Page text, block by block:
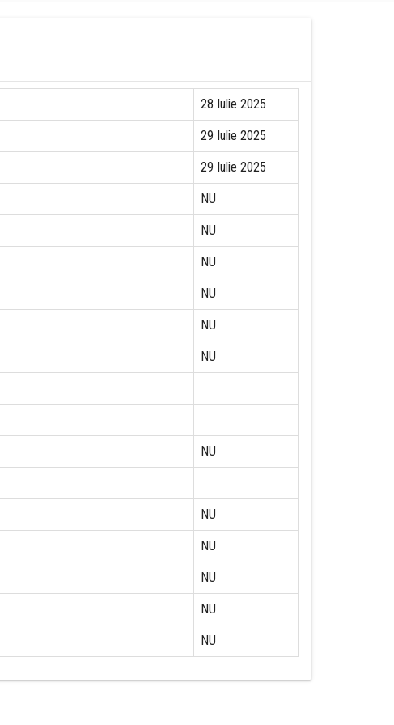
28 Iulie 2025
29 Iulie 2025
29 Iulie 2025
NU
NU
NU
NU
NU
NU
NU
NU
NU
NU
NU
NU